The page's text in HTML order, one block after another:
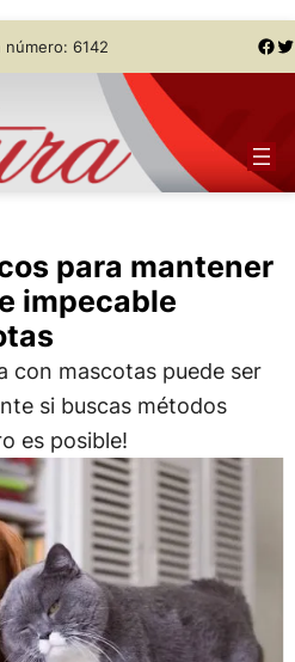
6142 Facebook Twitter
para mantener
impecable
con mascotas puede ser
si buscas métodos
es posible!